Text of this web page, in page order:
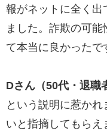
報がネットに全く出
ました。詐欺の可能
て本当に良かったで
Dさん（50代・退職
という説明に惹か
いと指摘してもらえ